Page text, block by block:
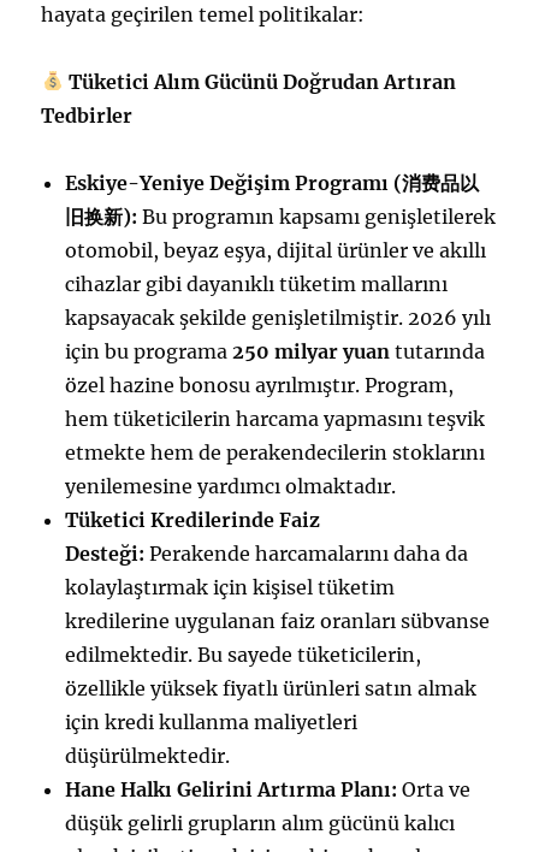
hayata geçirilen temel politikalar:
Tüketici Alım Gücünü Doğrudan Artıran
Tedbirler
Eskiye-Yeniye Değişim Programı (消费品以
旧换新): Bu programın kapsamı genişletilerek
otomobil, beyaz eşya, dijital ürünler ve akıllı
cihazlar gibi dayanıklı tüketim mallarını
kapsayacak şekilde genişletilmiştir. 2026 yılı
için bu programa250 milyar yuan tutarında
özel hazine bonosu ayrılmıştır. Program,
hem tüketicilerin harcama yapmasını teşvik
etmekte hem de perakendecilerin stoklarını
yenilemesine yardımcı olmaktadır.
Tüketici Kredilerinde Faiz
Desteği: Perakende harcamalarını daha da
kolaylaştırmak için kişisel tüketim
kredilerine uygulanan faiz oranları sübvanse
edilmektedir. Bu sayede tüketicilerin,
özellikle yüksek fiyatlı ürünleri satın almak
için kredi kullanma maliyetleri
düşürülmektedir.
Hane Halkı Gelirini Artırma Planı: Orta ve
düşük gelirli grupların alım gücünü kalıcı